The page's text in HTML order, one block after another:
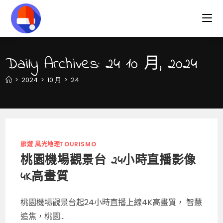
content
Daily Archives: 24 10 月, 2024
> 2024 > 10 月 > 24
旅遊 風光地理TOURISMO
桃園機場觀景台 24小時直播影像
4K高畫質
桃園機場觀景台起24小時直播上線4K高畫質， 智慧
追焦，桃園...